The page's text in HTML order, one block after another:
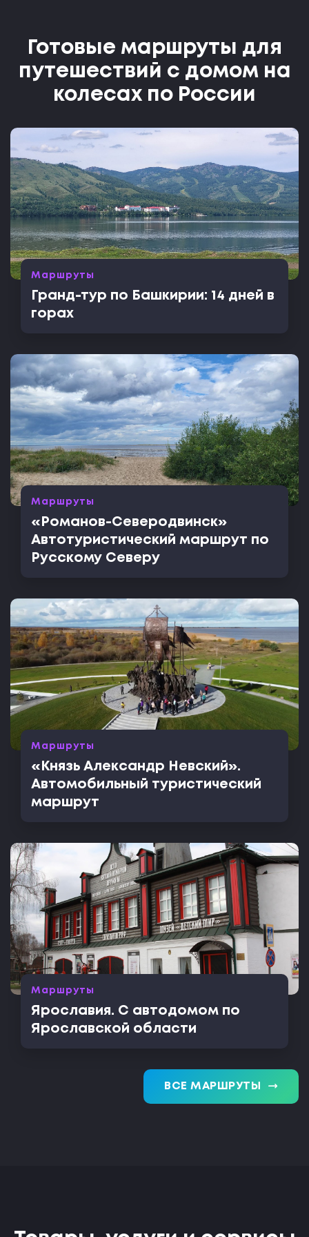
Готовые маршруты для
путешествий с домом на
колесах по России
Маршруты
Гранд-тур по Башкирии: 14 дней в
горах
Маршруты
«Романов-Северодвинск»
Автотуристический маршрут по
Русскому Северу
Маршруты
«Князь Александр Невский».
Автомобильный туристический
маршрут
Маршруты
Ярославия. С автодомом по
Ярославской области
ВСЕ МАРШРУТЫ trending_flat